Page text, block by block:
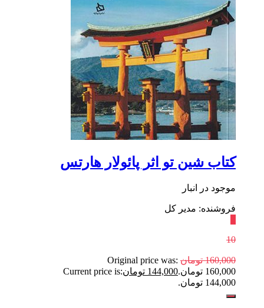
کتاب شین تو اثر پائولار هارتس
موجود در انبار
فروشنده: مدیر کل
10
160,000 تومان Original price was:
160,000 تومان.
144,000 تومانCurrent price is:
144,000 تومان.